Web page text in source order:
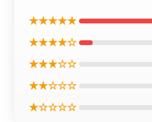
★★★★★
★★★★☆
★★★☆☆
★★☆☆☆
★☆☆☆☆